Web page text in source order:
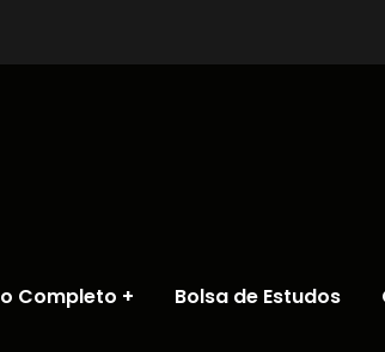
Completo Bolsa de Estudos